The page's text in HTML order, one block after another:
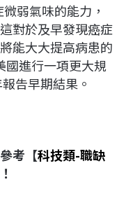
弱氣味的能力，
對於及早發現癌症
能大大提高病患的
進行一項更大規
告早期結果。
考【科技類-職缺